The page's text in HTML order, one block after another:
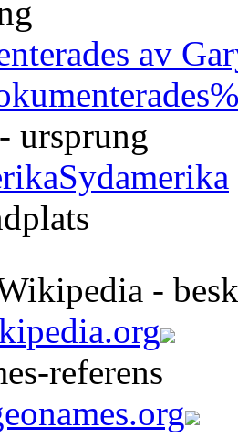
av
ursprung
Sydamerika
-
referens